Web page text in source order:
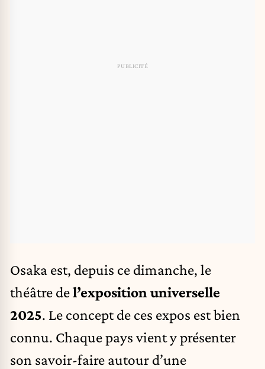
Osaka est, depuis ce dimanche, le
théâtre del’exposition universelle
2025. Le concept de ces expos est bien
connu. Chaque pays vient y présenter
son savoir-faire autour d’une